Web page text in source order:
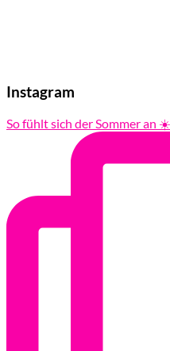
Instagram
So fühlt sich der Sommer an